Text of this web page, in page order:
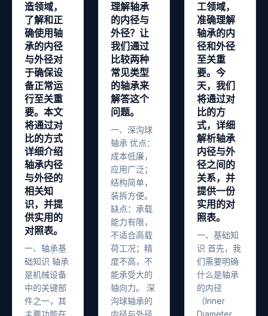
造领域，
了解和正
确使用轴
承的内径
与外径对
于确保设
备正常运
行至关重
要。本文
将通过对
比的方式
详细介绍
轴承内径
与外径的
相关知
识，并提
供实用的
对照表。
一、轴承基
础知识 轴承
是机械设备
中的关键部
件之一，其
主要功能在
理解轴承
的内径与
外径？让
我们通过
比较两种
常见类型
的轴承来
解答这个
问题。
一、深沟球
轴承 优点：
成本低廉，
应用广泛；
结构简单，
装拆方便。
缺点：承载
能力有限，
不适合高载
荷工况；精
度不高，不
能承受大的
轴向力。 深
沟球轴承的
内径与外径
工领域，
准确理解
轴承的内
径和外径
至关重
要。今
天，我们
将通过对
比的方
式，详细
解析轴承
内径与外
径之间的
关系，并
提供一份
实用的对
照表。
一、基础知
识 首先，我
们需要明确
什么是轴承
的内径
（Inner
Diameter,